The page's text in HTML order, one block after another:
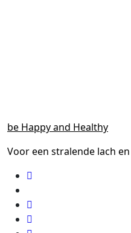
be Happy and Healthy
Voor een stralende lach